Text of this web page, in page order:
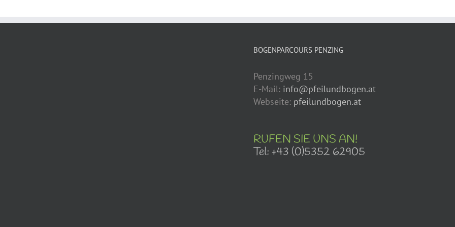
BOGENPARCOURS PENZING
Penzingweg 15
E-Mail: info@pfeilundbogen.at
Webseite: pfeilundbogen.at
RUFEN SIE UNS AN!
Tel: +43 (0)5352 62905